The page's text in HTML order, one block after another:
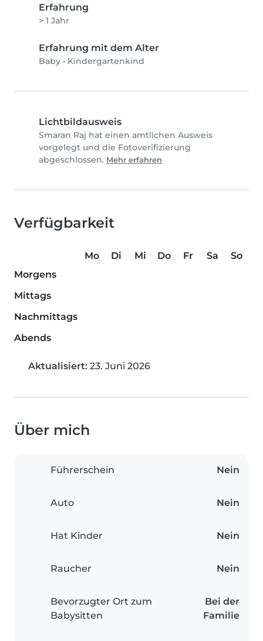
Erfahrung
> 1 Jahr
Erfahrung mit dem Alter
Baby • Kindergartenkind
Lichtbildausweis
Smaran Raj hat einen amtlichen Ausweis
vorgelegt und die Fotoverifizierung
abgeschlossen. Mehr erfahren
Verfügbarkeit
Mo Di Mi Do Fr Sa
So
Morgens
Mittags
Nachmittags
Abends
Aktualisiert: 23. Juni 2026
Über mich
Führerschein Nein
Auto Nein
Hat Kinder Nein
Raucher Nein
Bevorzugter Ort zum
Babysitten
Bei der
Familie